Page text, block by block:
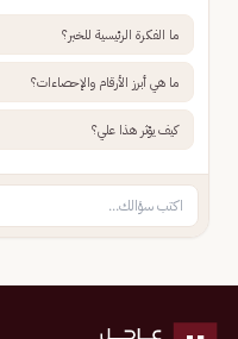
ما الفكرة الرئيسية للخبر؟
ما هي أبرز الأرقام والإحصاءات؟
كيف يؤثر هذا علي؟